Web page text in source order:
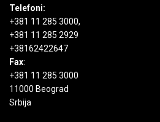
Telefoni:
+381 11 285 3000,
+381 11 285 2929
+38162422647
Fax:
+381 11 285 3000
11000 Beograd
Srbija